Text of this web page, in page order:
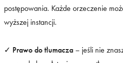
postępowania. Każde orzeczenie
wyższej instancji.
✓ Prawo do tłumacza – jeśli nie